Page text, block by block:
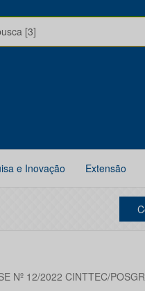
[3]
e Inovação Extensão
Nº 12/2022 CINTTEC/